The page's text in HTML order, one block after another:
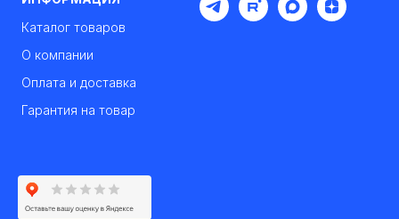
Каталог товаров
О компании
Оплата и доставка
Гарантия на товар